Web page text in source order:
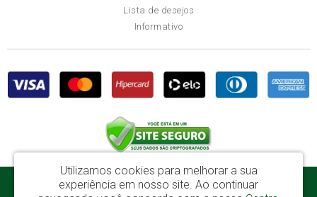
Lista de desejos
Informativo
Disba Móveis Salvador Ltda - CNPJ: 52.081.184/0001-65
Utilizamos cookies para melhorar a sua
experiência em nosso site. Ao continuar